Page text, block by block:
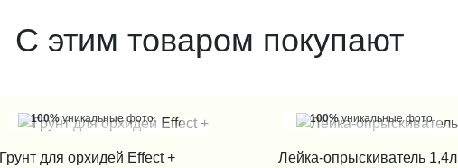
С этим товаром покупают
100%уникальные фото
Грунт для орхидей Effect +
100%уникальные фото
Лейка-опрыскиватель 1,4л